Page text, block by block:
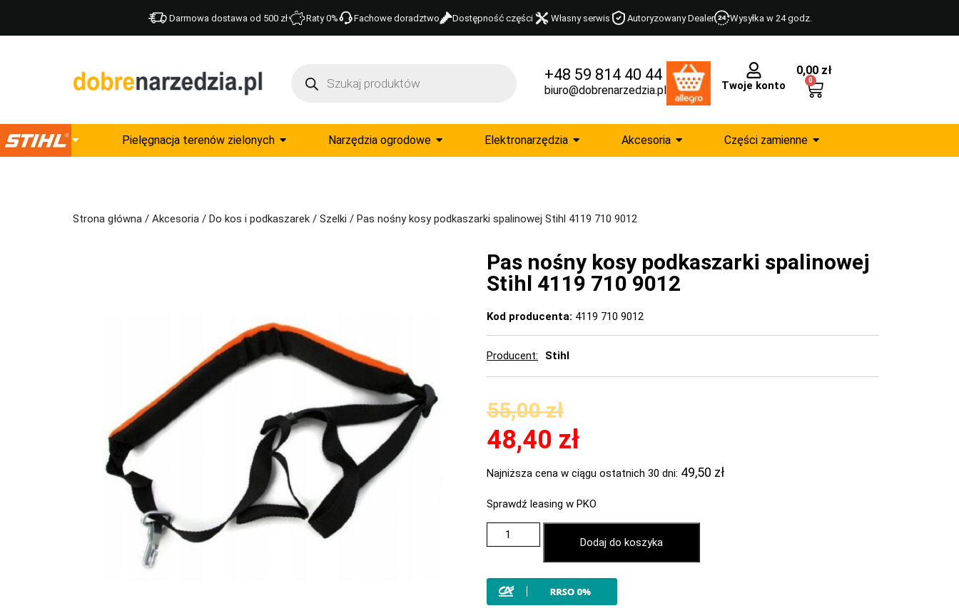
Darmowa dostawa od 500 zł Raty 0% Fachowe doradztwo Dostępność części Własny serwis Autoryzowany Dealer Wysyłka w 24 godz.
+48 59 814 40 44
biuro@dobrenarzedzia.pl Twoje konto
0,00 zł
0
Pielęgnacja terenów zielonych Narzędzia ogrodowe Elektronarzędzia Akcesoria Części zamienne
Strona główna / Akcesoria / Do kos i podkaszarek / Szelki / Pas nośny kosy podkaszarki spalinowej Stihl 4119 710 9012
Pas nośny kosy podkaszarki spalinowej
Stihl 4119 710 9012
Kod producenta: 4119 710 9012
Producent Stihl
55,00zł
48,40 zł
Najniższa cena w ciągu ostatnich 30 dni: 49,50 zł
Sprawdź leasing w PKO
Dodaj do koszyka